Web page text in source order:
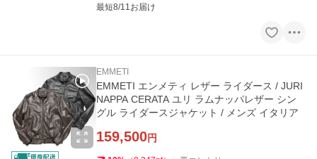
最短8/11お届け
EMMETI
EMMETI エンメティ レザー ライダース / JURI
NAPPA CERATA ユリ ラムナッパレザー シン
グル ライダースジャケット / メンズ イタリア
159,500円